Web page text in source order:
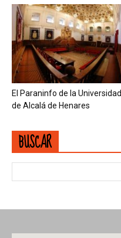
El Paraninfo de la Universidad
de Alcalá de Henares
BUSCAR